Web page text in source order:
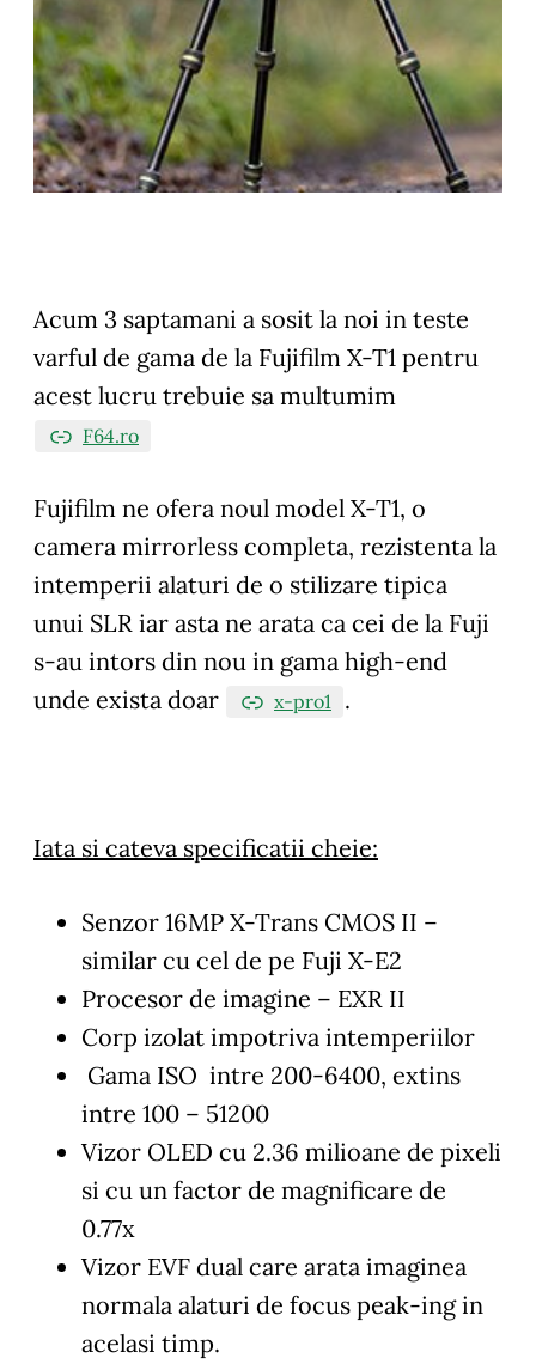
Acum 3 saptamani a sosit la noi in teste
varful de gama de la Fujifilm X-T1 pentru
acest lucru trebuie sa multumim
F64.ro
Fujifilm ne ofera noul model X-T1, o
camera mirrorless completa, rezistenta la
intemperii alaturi de o stilizare tipica
unui SLR iar asta ne arata ca cei de la Fuji
s-au intors din nou in gama high-end
unde exista doar
x-pro1 .
Iata si cateva specificatii cheie:
Senzor 16MP X-Trans CMOS II –
similar cu cel de pe Fuji X-E2
Procesor de imagine – EXR II
Corp izolat impotriva intemperiilor
Gama ISO intre 200-6400, extins
intre 100 – 51200
Vizor OLED cu 2.36 milioane de pixeli
si cu un factor de magnificare de
0.77x
Vizor EVF dual care arata imaginea
normala alaturi de focus peak-ing in
acelasi timp.